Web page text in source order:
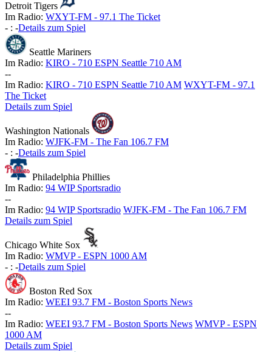
Detroit Tigers
Im Radio: WXYT-FM - 97.1 The Ticket
- : -Details zum Spiel
Seattle Mariners
Im Radio: KIRO - 710 ESPN Seattle 710 AM
--
Im Radio: KIRO - 710 ESPN Seattle 710 AM WXYT-FM - 97.1
The Ticket
Details zum Spiel
Washington Nationals
Im Radio: WJFK-FM - The Fan 106.7 FM
- : -Details zum Spiel
Philadelphia Phillies
Im Radio: 94 WIP Sportsradio
--
Im Radio: 94 WIP Sportsradio WJFK-FM - The Fan 106.7 FM
Details zum Spiel
Chicago White Sox
Im Radio: WMVP - ESPN 1000 AM
- : -Details zum Spiel
Boston Red Sox
Im Radio: WEEI 93.7 FM - Boston Sports News
--
Im Radio: WEEI 93.7 FM - Boston Sports News WMVP - ESPN
1000 AM
Details zum Spiel